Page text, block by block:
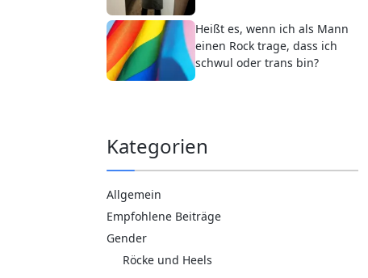
Heißt es, wenn ich als Mann
einen Rock trage, dass ich
schwul oder trans bin?
Kategorien
Allgemein
Empfohlene Beiträge
Gender
Röcke und Heels